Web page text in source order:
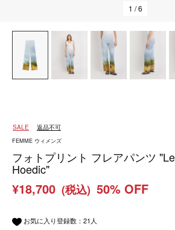
1 / 6
SALE 返品不可
FEMME ウィメンズ
フォトプリント フレアパンツ
Hoedic"
¥18,700 (税込) 50% OFF
お気に入り登録数： 21 人